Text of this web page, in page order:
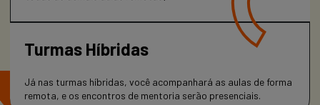
Turmas Híbridas
Já nas turmas híbridas, você acompanhará as aulas de forma
remota, e os encontros de mentoria serão presenciais.